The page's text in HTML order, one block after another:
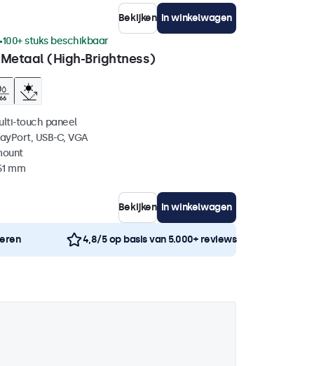
Bekijken In winkelwagen
(High-Brightness)
100+ stuks beschikbaar
touch paneel
USB-C, VGA
mm
Bekijken In winkelwagen
4,8/5 op basis van 5.000+ reviews